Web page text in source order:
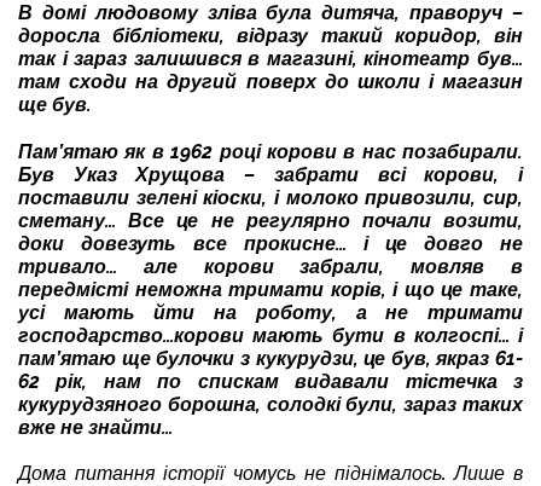
В домі людовому зліва була дитяча, праворуч –
доросла бібліотеки, відразу такий коридор, він
так і зараз залишився в магазині, кінотеатр був…
там сходи на другий поверх до школи і магазин
ще був.
Пам’ятаю як в 1962 році корови в нас позабирали.
Був Указ Хрущова – забрати всі корови, і
поставили зелені кіоски, і молоко привозили, сир,
сметану… Все це не регулярно почали возити,
доки довезуть все прокисне… і це довго не
тривало… але корови забрали, мовляв в
передмісті неможна тримати корів, і що це таке,
усі мають йти на роботу, а не тримати
господарство…корови мають бути в колгоспі… і
пам’ятаю ще булочки з кукурудзи, це був, якраз 61-
62 рік, нам по спискам видавали тістечка з
кукурудзяного борошна, солодкі були, зараз таких
вже не знайти…
Дома питання історії чомусь не піднімалось. Лише в